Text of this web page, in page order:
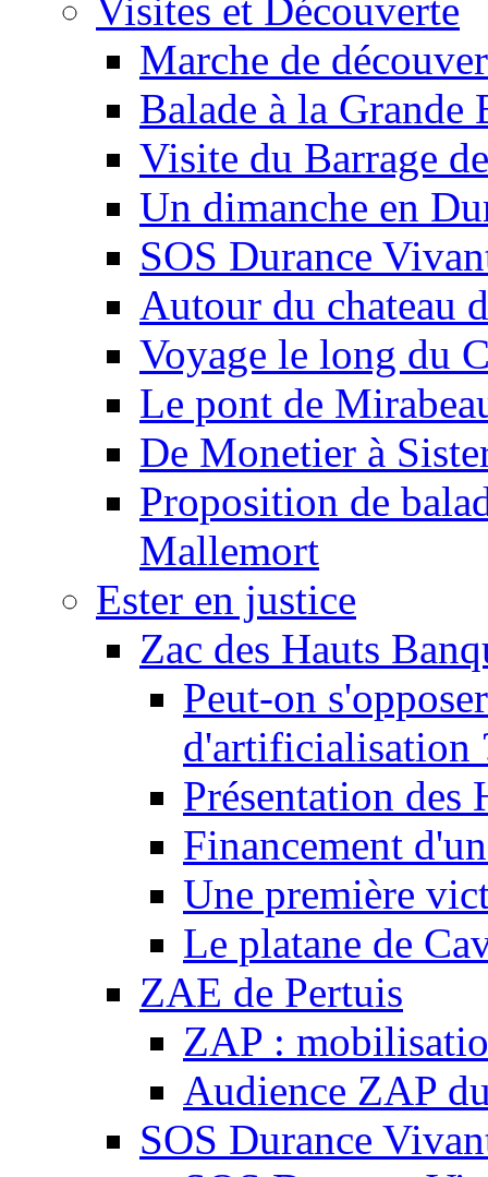
Visites et Découverte
Marche de
Balade à la Grande
Visite du Barrage
Un dimanche en
SOS Durance
Autour du chateau
Voyage le long du
Le pont de
De Monetier à
Proposition de
Mallemort
Ester en justice
Zac des Hauts
Peut-on
d'artificialisation
Présentation des
Financement
Une première
Le platane de
ZAE de Pertuis
ZAP :
Audience ZAP
SOS Durance